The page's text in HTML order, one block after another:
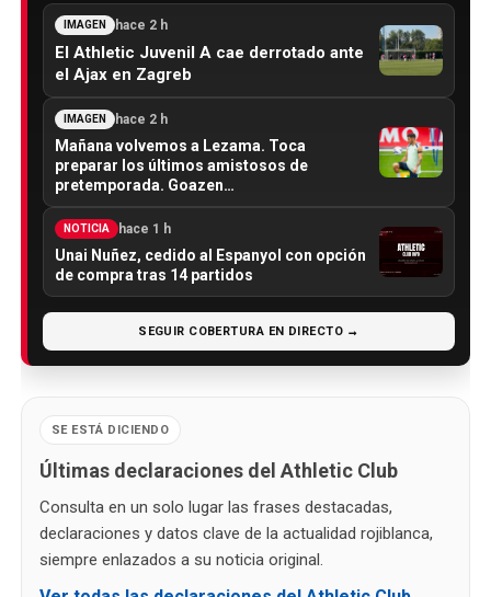
IMAGEN hace 2 h
El Athletic Juvenil A cae derrotado ante
el Ajax en Zagreb
IMAGEN hace 2 h
Mañana volvemos a Lezama. Toca
preparar los últimos amistosos de
pretemporada. Goazen…
NOTICIA hace 1 h
Unai Nuñez, cedido al Espanyol con opción
de compra tras 14 partidos
SEGUIR COBERTURA EN DIRECTO →
SE ESTÁ DICIENDO
Últimas declaraciones del Athletic Club
Consulta en un solo lugar las frases destacadas,
declaraciones y datos clave de la actualidad rojiblanca,
siempre enlazados a su noticia original.